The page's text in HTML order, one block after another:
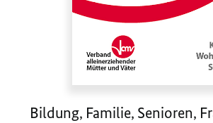
Bildung, Familie, Senioren,